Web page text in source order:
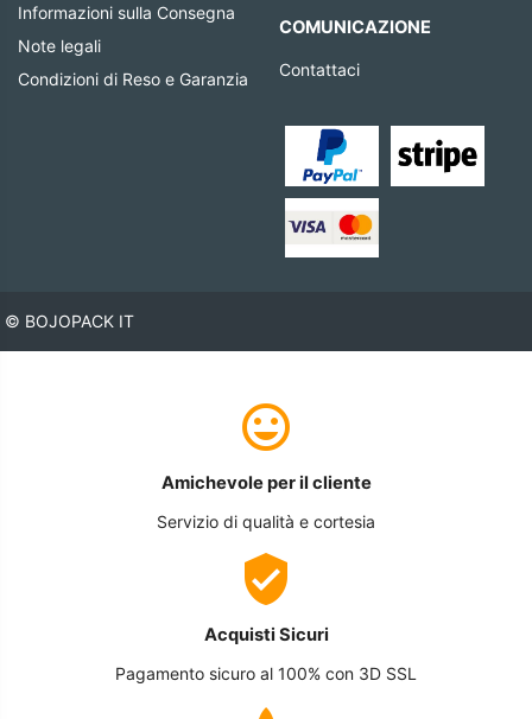
Informazioni sulla Consegna
Note legali
Condizioni di Reso e Garanzia
COMUNICAZIONE
Contattaci
© BOJOPACK IT
Amichevole per il cliente
Servizio di qualità e cortesia
Acquisti Sicuri
Pagamento sicuro al 100% con 3D SSL